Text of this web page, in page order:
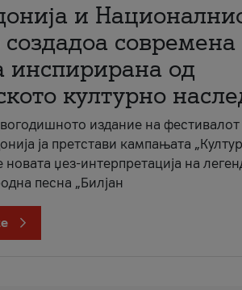
и
создадоа
инспирирана од
културно
издание на фестивалот
ја претстави кампањата
новата џез-интерпретација на
песна „Билјан